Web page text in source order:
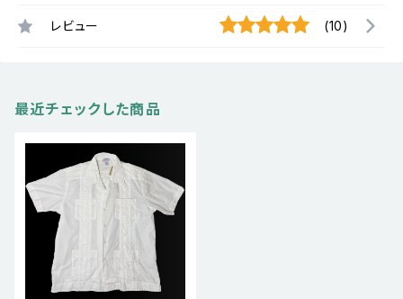
レビュー (10)
最近チェックした商品